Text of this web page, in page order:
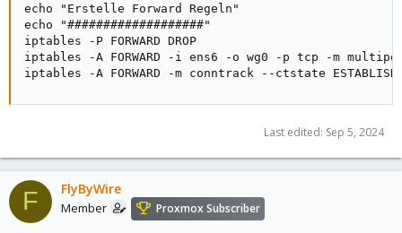
echo "Erstelle Forward Regeln"
echo "###################"
iptables -P FORWARD DROP
iptables -A FORWARD -i ens6 -o wg0 -p tcp -m
iptables -A FORWARD -m conntrack --ctstate
Last edited: Sep 5, 2024
F FlyByWire
Member Proxmox Subscriber